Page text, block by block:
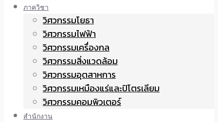
ภาควิชา
วิศวกรรมโยธา
วิศวกรรมไฟฟ้า
วิศวกรรมเครื่องกล
วิศวกรรมสิ่งแวดล้อม
วิศวกรรมอุตสาหการ
วิศวกรรมเหมืองแร่และปิโตรเลียม
วิศวกรรมคอมพิวเตอร์
สำนักงาน